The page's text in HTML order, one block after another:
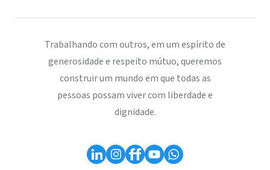
Trabalhando com outros, em um espírito de
generosidade e respeito mútuo, queremos
construir um mundo em que todas as
pessoas possam viver com liberdade e
dignidade.